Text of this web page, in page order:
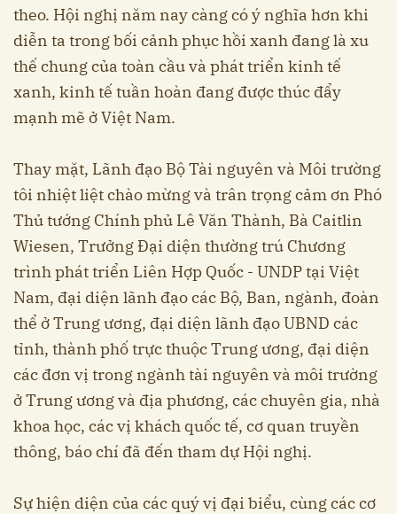
theo. Hội nghị năm nay càng có ý nghĩa hơn khi
diễn ta trong bối cảnh phục hồi xanh đang là xu
thế chung của toàn cầu và phát triển kinh tế
xanh, kinh tế tuần hoàn đang được thúc đẩy
mạnh mẽ ở Việt Nam.
Thay mặt, Lãnh đạo Bộ Tài nguyên và Môi trường
tôi nhiệt liệt chào mừng và trân trọng cảm ơn Phó
Thủ tướng Chính phủ Lê Văn Thành, Bà Caitlin
Wiesen, Trưởng Đại diện thường trú Chương
trình phát triển Liên Hợp Quốc - UNDP tại Việt
Nam, đại diện lãnh đạo các Bộ, Ban, ngành, đoàn
thể ở Trung ương, đại diện lãnh đạo UBND các
tỉnh, thành phố trực thuộc Trung ương, đại diện
các đơn vị trong ngành tài nguyên và môi trường
ở Trung ương và địa phương, các chuyên gia, nhà
khoa học, các vị khách quốc tế, cơ quan truyền
thông, báo chí đã đến tham dự Hội nghị.
Sự hiện diện của các quý vị đại biểu, cùng các cơ